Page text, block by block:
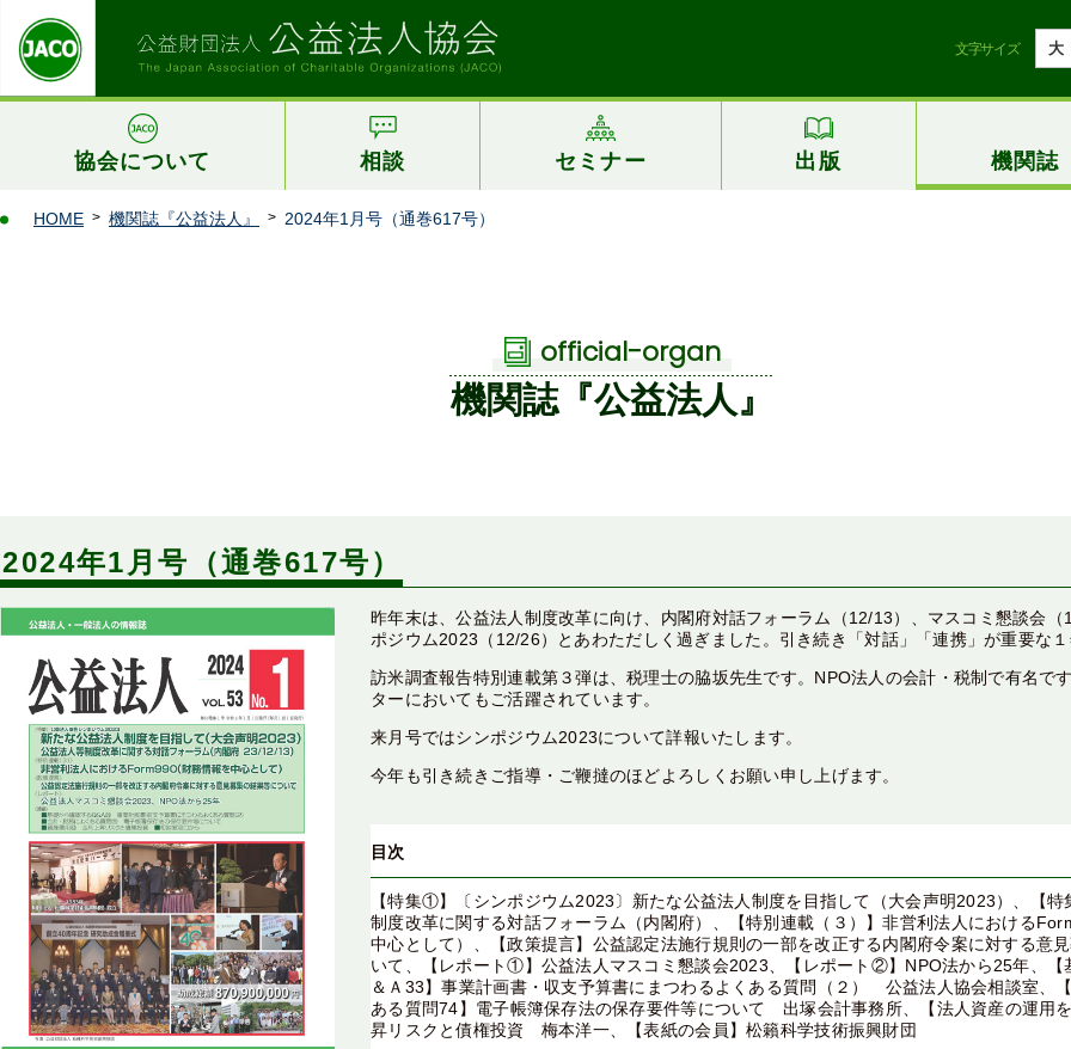
文字サイズ 大
協会について 相談 セミナー 出版 機関誌
HOME 機関誌『公益法人』 2024年1月号（通巻617号）
official-organ
機関誌『公益法人』
2024年1月号（通巻617号）
昨年末は、公益法人制度改革に向け、内閣府対話フォーラム（12/13）、マスコミ懇談会
ポジウム2023（12/26）とあわただしく過ぎました。引き続き「対話」「連携」が重要な
訪米調査報告特別連載第３弾は、税理士の脇坂先生です。NPO法人の会計・税制で有名で
ターにおいてもご活躍されています。
来月号ではシンポジウム2023について詳報いたします。
今年も引き続きご指導・ご鞭撻のほどよろしくお願い申し上げます。
目次
【特集①】〔シンポジウム2023〕新たな公益法人制度を目指して（大会声明2023）、【
制度改革に関する対話フォーラム（内閣府）、【特別連載（３）】非営利法人における
中心として）、【政策提言】公益認定法施行規則の一部を改正する内閣府令案に対する意
いて、【レポート①】公益法人マスコミ懇談会2023、【レポート②】NPO法から25年、【
＆Ａ33】事業計画書・収支予算書にまつわるよくある質問（２） 公益法人協会相談室、
ある質問74】電子帳簿保存法の保存要件等について 出塚会計事務所、【法人資産の運用
昇リスクと債権投資 梅本洋一、【表紙の会員】松籟科学技術振興財団